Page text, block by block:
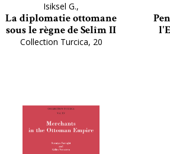
Isiksel G.,
La diplomatie ottomane
sous le règne de Selîm II
Collection Turcica, 20